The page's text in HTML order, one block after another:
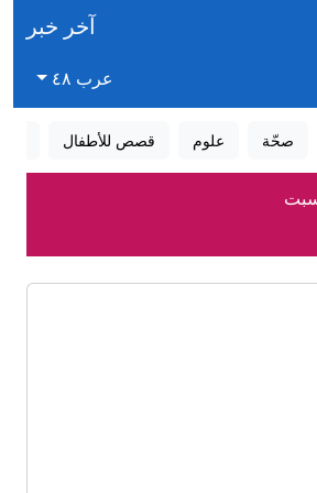
آخر خبر
عرب ٤٨
صحّة علوم قصص للأطفال
مذكرة التفاهم